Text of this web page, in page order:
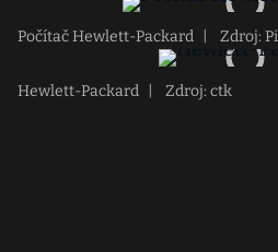
Počítač Hewlett-Packard Zdroj:
Hewlett-Packard Zdroj: ctk